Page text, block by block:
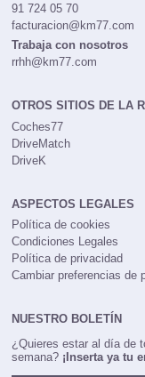
91 724 05 70
facturacion@km77.com
Trabaja con nosotros
rrhh@km77.com
OTROS SITIOS DE LA
Coches77
DriveMatch
DriveK
ASPECTOS LEGALES
Política de cookies
Condiciones Legales
Política de privacidad
Cambiar preferencias de
NUESTRO BOLETÍN
¿Quieres estar al día de
semana? ¡Inserta ya tu